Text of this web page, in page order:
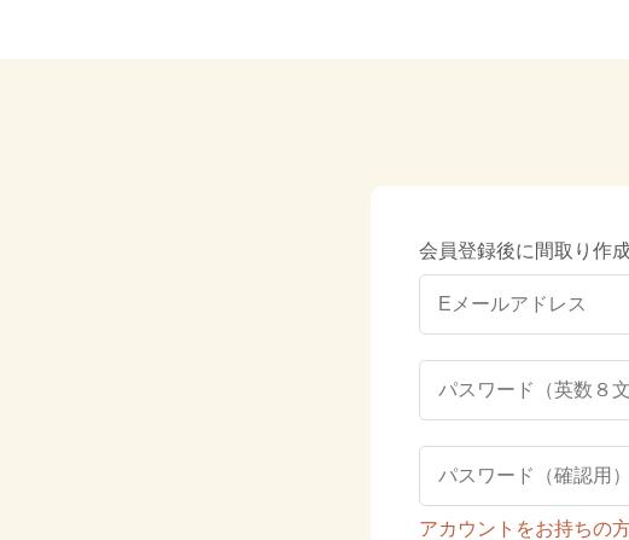
会員登録後に間取り作
アカウントをお持ちの